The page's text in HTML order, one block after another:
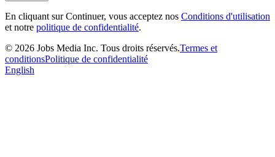
En cliquant sur Continuer, vous acceptez nos Conditions d'utilisation
et notre politique de confidentialité.
© 2026 Jobs Media Inc. Tous droits réservés.Termes et
conditionsPolitique de confidentialité
English